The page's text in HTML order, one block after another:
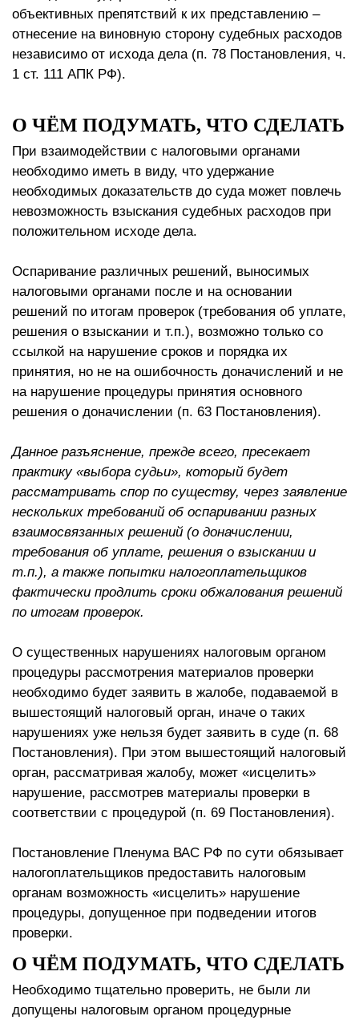
объективных препятствий к их представлению –
отнесение на виновную сторону судебных расходов
независимо от исхода дела (п. 78 Постановления, ч.
1 ст. 111 АПК РФ).
О ЧЁМ ПОДУМАТЬ, ЧТО СДЕЛАТЬ
При взаимодействии с налоговыми органами
необходимо иметь в виду, что удержание
необходимых доказательств до суда может повлечь
невозможность взыскания судебных расходов при
положительном исходе дела.
Оспаривание различных решений, выносимых
налоговыми органами после и на основании
решений по итогам проверок (требования об уплате,
решения о взыскании и т.п.), возможно только со
ссылкой на нарушение сроков и порядка их
принятия, но не на ошибочность доначислений и не
на нарушение процедуры принятия основного
решения о доначислении (п. 63 Постановления).
Данное разъяснение, прежде всего, пресекает
практику «выбора судьи», который будет
рассматривать спор по существу, через заявление
нескольких требований об оспаривании разных
взаимосвязанных решений (о доначислении,
требования об уплате, решения о взыскании и
т.п.), а также попытки налогоплательщиков
фактически продлить сроки обжалования решений
по итогам проверок.
О существенных нарушениях налоговым органом
процедуры рассмотрения материалов проверки
необходимо будет заявить в жалобе, подаваемой в
вышестоящий налоговый орган, иначе о таких
нарушениях уже нельзя будет заявить в суде (п. 68
Постановления). При этом вышестоящий налоговый
орган, рассматривая жалобу, может «исцелить»
нарушение, рассмотрев материалы проверки в
соответствии с процедурой (п. 69 Постановления).
Постановление Пленума ВАС РФ по сути обязывает
налогоплательщиков предоставить налоговым
органам возможность «исцелить» нарушение
процедуры, допущенное при подведении итогов
проверки.
О ЧЁМ ПОДУМАТЬ, ЧТО СДЕЛАТЬ
Необходимо тщательно проверить, не были ли
допущены налоговым органом процедурные